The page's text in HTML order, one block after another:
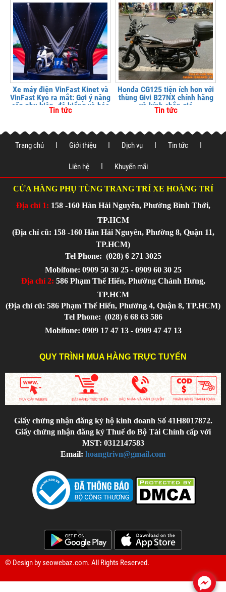
Xe máy điện VinFast Kinet và
VinFast Kyo ra mắt: Gợi ý nâng
cấp phụ kiện, độ kiểng và bảo
vệ xe tại
Tin tức
Honda CG125 tiện ích hơn với
thùng Givi B27NX chính hãng
và kính chắn gió
Tin tức
Trang chủ Giới thiệu Dịch vụ Tin tức
Liên hệ Khuyến mãi
CỬA HÀNG PHỤ TÙNG TRANG TRÍ XE HOÀNG TRÍ
Địa chỉ 1: 158 -160 Hàn Hải Nguyên, Phường Bình Thới,
TP.HCM
(Địa chỉ cũ: 158 -160 Hàn Hải Nguyên, Phường 8, Quận 11,
TP.HCM)
Tel Phone: (028) 6 271 3025
Mobifone: 0909 50 30 25 - 0909 60 30 25
Địa chỉ 2: 586 Phạm Thế Hiển, Phường Chánh Hưng,
TP.HCM
(Địa chỉ cũ: 586 Phạm Thế Hiển, Phường 4, Quận 8, TP.HCM)
Tel Phone: (028) 6 68 63 586
Mobifone: 0909 17 47 13 - 0909 47 47 13
QUY TRÌNH MUA HÀNG TRỰC TUYẾN
Giấy chứng nhận đăng ký hộ kinh doanh Số 41H8017872.
Giấy chứng nhận đăng ký Thuế do Bộ Tài Chính cấp với
MST: 0312147583
Email: hoangtrivn@gmail.com
© Design byseowebaz.com. All Rights Reserved.
.